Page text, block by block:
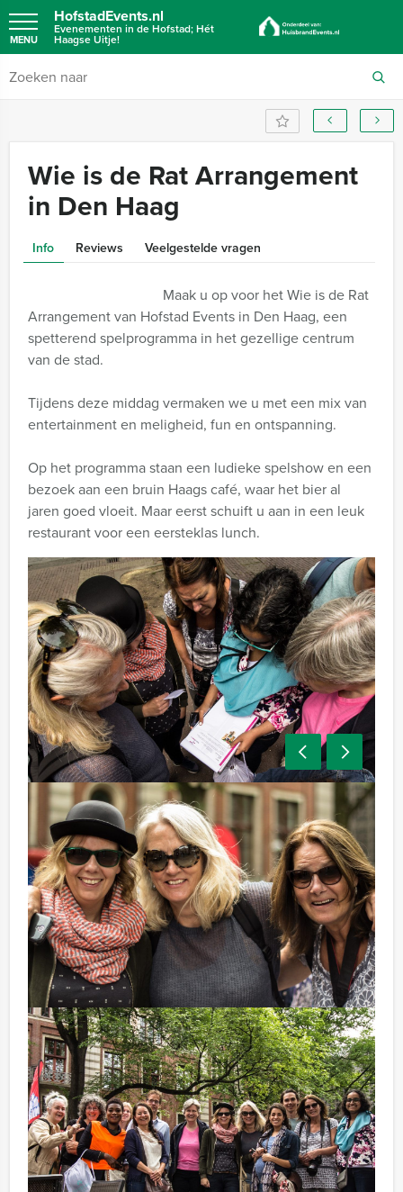
HofstadEvents.nl
Evenementen in de Hofstad; Hét
Haagse Uitje!
MENU
Wie is de Rat Arrangement
in Den Haag
Info Reviews Veelgestelde vragen
Maak u op voor het Wie is de Rat
Arrangement van Hofstad Events in Den Haag, een
spetterend spelprogramma in het gezellige centrum
van de stad.
Tijdens deze middag vermaken we u met een mix van
entertainment en meligheid, fun en ontspanning.
Op het programma staan een ludieke spelshow en een
bezoek aan een bruin Haags café, waar het bier al
jaren goed vloeit. Maar eerst schuift u aan in een leuk
restaurant voor een eersteklas lunch.
12.00 – 13.00 Lunch
Hofstad Events verwelkomt u met een heerlijke lunch
en een korte uitleg over het ludieke ‘Wie is de Rat’.
Geniet van een rijk gevulde menukaart in het centrum
van Den Haag als introductie op een gezellige middag
vol vermaak.
13.00 – 16.30 Wie is de Rat
Tijdens dit spel moet u allerlei spannende, grappige of
uitdagende opdrachten volbrengen, maar er is
natuurlijk iemand die de boel zit te verstieren!
Probeer met uw team alle opdrachten zo goed
mogelijk te volbrengen en probeer uit te vinden wie
deze ‘Rat’ eigenlijk is. Hij of zij zal het u namelijk niet
gemakkelijk maken.
16.30 – 17.30 Smartlappen borrel